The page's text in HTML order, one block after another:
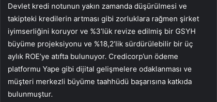
Devlet kredi notunun yakın zamanda düşürülmesi ve
takipteki kredilerin artması gibi zorluklara rağmen şirket
iyimserliğini koruyor ve %3’lük revize edilmiş bir GSYH
büyüme projeksiyonu ve %18,2’lik sürdürülebilir bir üç
aylık ROE’ye atıfta bulunuyor. Credicorp’un ödeme
platformu Yape gibi dijital gelişmelere odaklanması ve
müşteri merkezli büyüme taahhüdü başarısına katkıda
bulunmuştur.